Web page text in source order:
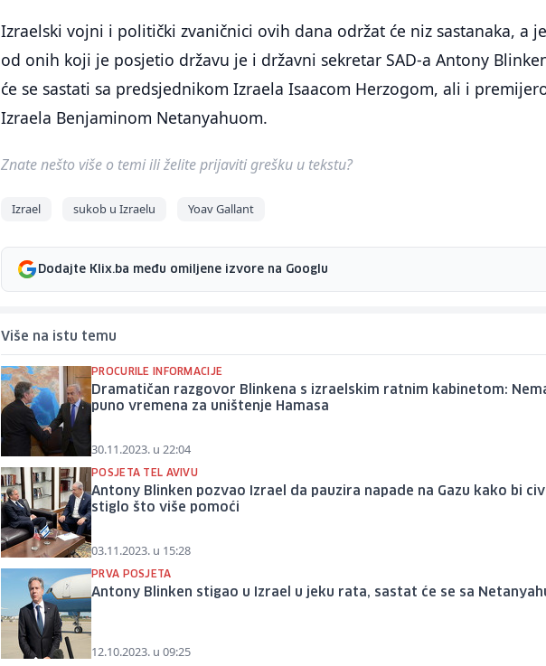
Izraelski vojni i politički zvaničnici ovih dana održat će niz sastanaka, a
od onih koji je posjetio državu je i državni sekretar SAD-a Antony
će se sastati sa predsjednikom Izraela Isaacom Herzogom, ali i
Izraela Benjaminom Netanyahuom.
Znate nešto više o temi ili želite prijaviti grešku u tekstu?
Izrael sukob u Izraelu Yoav Gallant
Dodajte Klix.ba među omiljene izvore na Googlu
Više na istu temu
PROCURILE INFORMACIJE
Dramatičan razgovor Blinkena s izraelskim ratnim kabinetom:
puno vremena za uništenje Hamasa
30.11.2023. u 22:04
POSJETA TEL AVIVU
Antony Blinken pozvao Izrael da pauzira napade na Gazu kako bi
stiglo što više pomoći
03.11.2023. u 15:28
PRVA POSJETA
Antony Blinken stigao u Izrael u jeku rata, sastat će se sa
12.10.2023. u 09:25